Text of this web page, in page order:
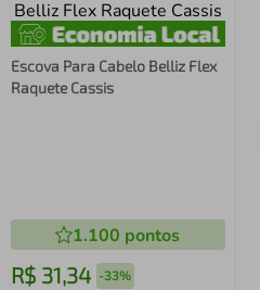
Escova Para Cabelo Belliz Flex
Raquete Cassis
1.100 pontos
R$ 31,34 -33%